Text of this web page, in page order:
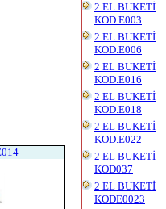
2 EL BUKETİ
KOD.E003
2 EL BUKETİ
KOD.E006
2 EL BUKETİ
KOD.E016
2 EL BUKETİ
KOD.E018
2 EL BUKETİ
KOD.E022
2 EL BUKETİ
KOD037
2 EL BUKETİ
KODE0023